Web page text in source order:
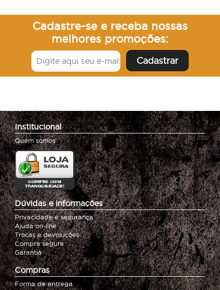
Cadastre-se e receba nossas
melhores promoções:
Institucional
Quem somos
Dúvidas e informações
Privacidade e segurança
Ajuda on-line
Trocas e devoluções
Compra segura
Garantia
Compras
Forma de entrega